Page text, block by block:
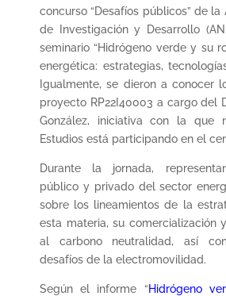
concurso “Desafíos públicos” de
de Investigación y Desarrollo
seminario “Hidrógeno verde y su
energética: estrategias,
Igualmente, se dieron a conocer
proyecto RP22I40003 a cargo del
González, iniciativa con la que
Estudios está participando en el
Durante la jornada,
público y privado del sector
sobre los lineamientos de la
esta materia, su comercialización
al carbono neutralidad, así
desafíos de la electromovilidad.
Según el informe “Hidrógeno